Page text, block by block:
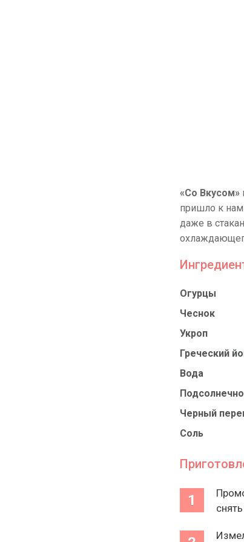
«Со Вкусом»
пришло к нам
даже в
Огурцы
Чеснок
Укроп
Греческий
Вода
Черный
Соль